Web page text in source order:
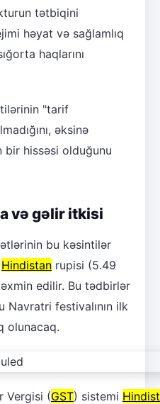
tətbiqini
həyat və sağlamlıq
haqlarını
"tarif
əksinə
bir hissəsi olduğunu
və gəlir itkisi
bu kəsintilər
Hindistan rupisi (5.49
edilir. Bu tədbirlər
Navratri festivalının ilk
olunacaq.
Vergisi (GST) sistemi